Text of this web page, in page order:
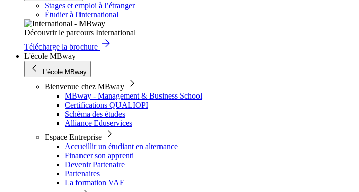
Stages et emploi à l’étranger
Étudier à l'international
Découvrir le parcours International
Télécharge la brochure
L'école MBway
L'école MBway
Bienvenue chez MBway
MBway - Management & Business School
Certifications QUALIOPI
Schéma des études
Alliance Eduservices
Espace Entreprise
Accueillir un étudiant en alternance
Financer son apprenti
Devenir Partenaire
Partenaires
La formation VAE